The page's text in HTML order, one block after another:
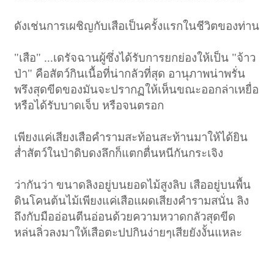
ดังเช่นการเผชิญกับเสือเป็นครั้งแรกในชีวิตของท่าน
"เสือ" ...เดรัจฉานผู้ซึ่งได้รับการยกย่องให้เป็น "จ้าว
ป่า" คือสัตว์กินเนื้อที่น่ากลัวที่สุด อานุภาพน่าพรั่น
พรึงสุดขีดของมันจะปรากฏให้เห็นขณะออกล่าเหยื่อ
หรือได้รับบาดเจ็บ หรือจนตรอก
เพียงแค่เสียงเสือคำรามสะท้อนสะท้านมาให้ได้ยิน
ส่ำสัตว์ในป่าดิบดงลึกก็แตกตื่นหนีกันกระเจิง
ว่ากันว่า ขนาดลิงอยู่บนยอดไม้สูงลิบ เสืออยู่บนพื้น
ดินโคนต้นไม้เพียงแค่เสือแผดเสียงคำรามสนั่น ลิง
ถึงกับมืออ่อนตีนอ่อนด้วยความหวาดกลัวสุดขีด
หล่นลิ่วลงมาให้เสือตะปปกินง่ายๆเสียยังงั้นแหละ